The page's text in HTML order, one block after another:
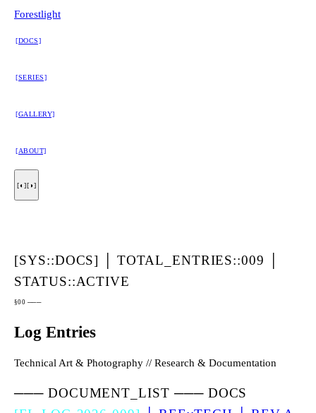
Forestlight
[DOCS]
[SERIES]
[GALLERY]
[ABOUT]
[◐][◑]
[SYS::DOCS] TOTAL_ENTRIES::009
STATUS::ACTIVE
§00 ───
Log Entries
Technical Art & Photography // Research & Documentation
─── DOCUMENT_LIST ─── DOCS